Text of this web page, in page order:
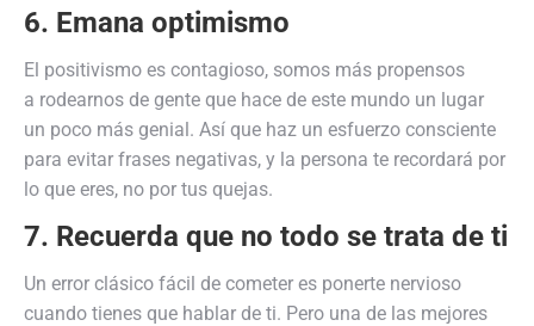
6. Emana optimismo
El positivismo es contagioso, somos más propensos
a rodearnos de gente que hace de este mundo un lugar
un poco más genial. Así que haz un esfuerzo consciente
para evitar frases negativas, y la persona te recordará por
lo que eres, no por tus quejas.
7. Recuerda que no todo se trata de ti
Un error clásico fácil de cometer es ponerte nervioso
cuando tienes que hablar de ti. Pero una de las mejores